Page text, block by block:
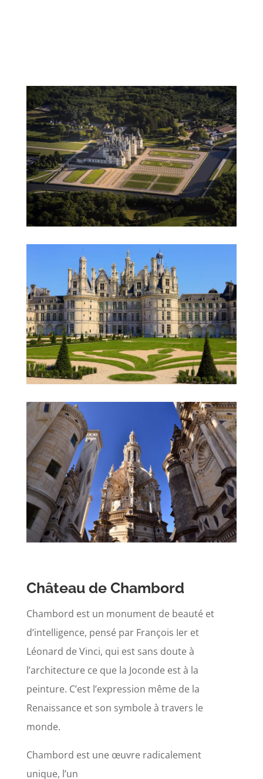
Château de Chambord
Chambord est un monument de beauté et
d’intelligence, pensé par François Ier et
Léonard de Vinci, qui est sans doute à
l’architecture ce que la Joconde est à la
peinture. C’est l’expression même de la
Renaissance et son symbole à travers le
monde.
Chambord est une œuvre radicalement
unique, l’un